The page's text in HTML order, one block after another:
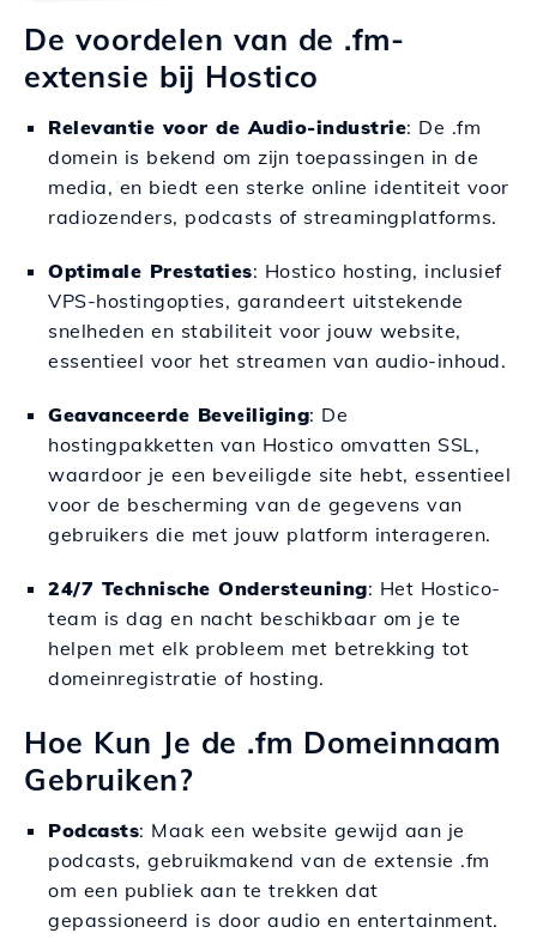
De voordelen van de .fm-
extensie bij Hostico
Relevantie voor de Audio-industrie: De .fm
domein is bekend om zijn toepassingen in de
media, en biedt een sterke online identiteit voor
radiozenders, podcasts of streamingplatforms.
Optimale Prestaties: Hostico hosting, inclusief
VPS-hostingopties, garandeert uitstekende
snelheden en stabiliteit voor jouw website,
essentieel voor het streamen van audio-inhoud.
Geavanceerde Beveiliging: De
hostingpakketten van Hostico omvatten SSL,
waardoor je een beveiligde site hebt, essentieel
voor de bescherming van de gegevens van
gebruikers die met jouw platform interageren.
24/7 Technische Ondersteuning: Het Hostico-
team is dag en nacht beschikbaar om je te
helpen met elk probleem met betrekking tot
domeinregistratie of hosting.
Hoe Kun Je de .fm Domeinnaam
Gebruiken?
Podcasts: Maak een website gewijd aan je
podcasts, gebruikmakend van de extensie .fm
om een publiek aan te trekken dat
gepassioneerd is door audio en entertainment.